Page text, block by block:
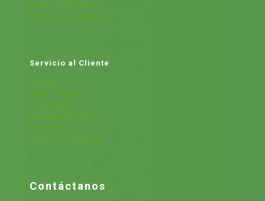
Política de Devolución
Términos y condiciones
Servicio al Cliente
Cátalogo
Fichas Técnicas
Sucursales
Detalles de la cuenta
Cerrar Sesión
Olvide mi contraseña
Contáctanos